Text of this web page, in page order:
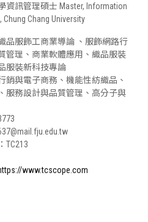
資訊管理碩士 Master, Information
Chung Chang University
品服飾工商業導論 、服飾網路行
管理、商業軟體應用、織品服裝
服裝新科技專論
銷與電子商務、機能性紡織品、
服務設計與品質管理、高分子與
TC213
www.tcscope.com